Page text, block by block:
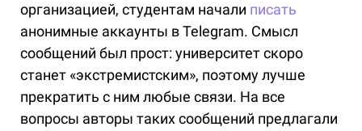
организацией, студентам начали писать
анонимные аккаунты в Telegram. Смысл
сообщений был прост: университет скоро
станет «экстремистским», поэтому лучше
прекратить с ним любые связи. На все
вопросы авторы таких сообщений предлагали